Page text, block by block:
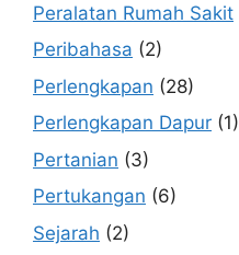
Peralatan Rumah Sakit
Peribahasa (2)
Perlengkapan (28)
Perlengkapan Dapur (1)
Pertanian (3)
Pertukangan (6)
Sejarah (2)